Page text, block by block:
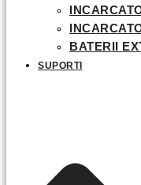
BATERII
SUPORTI